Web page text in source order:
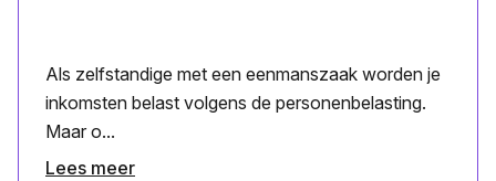
Als zelfstandige met een eenmanszaak worden je
inkomsten belast volgens de personenbelasting.
Maar o...
Lees meer